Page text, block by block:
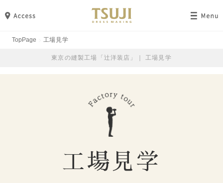
TopPage 工場見学
東京の縫製工場「辻洋装店」｜ 工場見学
工場見学